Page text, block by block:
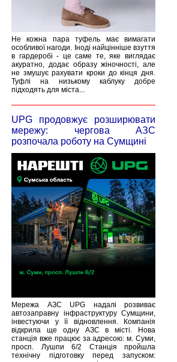
Не кожна пара туфель має вимагати
особливої нагоди. Іноді найцінніше взуття
в гардеробі - це саме те, яке виглядає
акуратно, додає образу жіночності, але
не змушує рахувати кроки до кінця дня.
Туфлі на низькому каблуку добре
підходять для міста...
UPG продовжує розширювати
мережу: чергова АЗС
розпочала роботу на Сумщині
Мережа АЗС UPG надалі розвиває
автозаправну інфраструктуру Сумщини,
інвестуючи у її відновлення. Компанія
відкрила ще одну АЗС в місті. Нова
станція вже працює за адресою: м. Суми,
просп. Лушпи 6/2 Станція пройшла
технічну підготовку перед запуском: